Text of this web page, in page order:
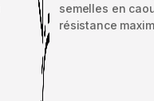
semelles en
résistance